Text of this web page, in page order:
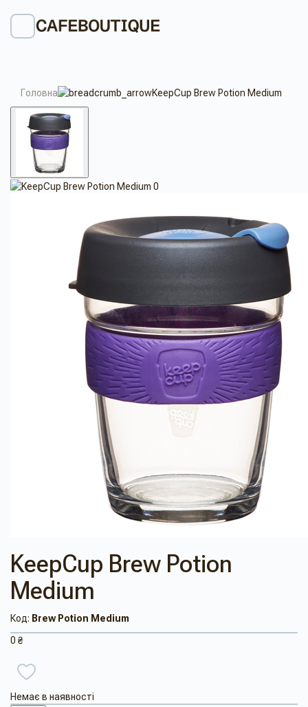
Головна KeepCup Brew Potion Medium
KeepCup Brew Potion
Medium
Код: Brew Potion Medium
0 ₴
Немає в наявності